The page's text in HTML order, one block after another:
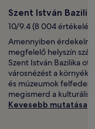
Szent István
10/9.4 (8 004 értékelés)
Amennyiben
megfelelő helyszín
Szent István Bazilika
városnézést a
és múzeumok
megismerd a kulturális
Kevesebb mutatása